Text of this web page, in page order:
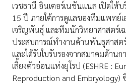
เวชธานี อินเตอร์เนชันแนล เปิดให้
15 ปี ภายใต้การดูแลของทีมแพทย์
เจริญพันธุ์ และทีมนักวิทยาศาสตร์เ
ประสบการณ์ทำงานด้านพันธุศาสต
และได้รับใบรับรองจากสมาคมด้านก
เลี้ยงตัวอ่อนแห่งยุโรป (ESHRE :
Reproduction and Embryology)